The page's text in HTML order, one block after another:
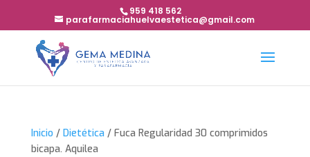
959 418 562
parafarmaciahuelvaestetica@gmail.com
Inicio / Dietética / Fuca Regularidad 30 comprimidos
bicapa. Aquilea